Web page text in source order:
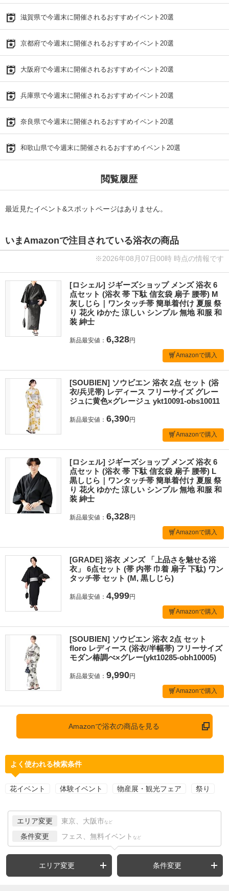
滋賀県で今週末に開催されるおすすめイベント20選
京都府で今週末に開催されるおすすめイベント20選
大阪府で今週末に開催されるおすすめイベント20選
兵庫県で今週末に開催されるおすすめイベント20選
奈良県で今週末に開催されるおすすめイベント20選
和歌山県で今週末に開催されるおすすめイベント20選
閲覧履歴
最近見たイベント&スポットページはありません。
いまAmazonで注目されている浴衣の商品
※2026年08月07日00時 時点の情報です
[ロシェル] ジギーズショップ メンズ 浴衣 6
点セット (浴衣 帯 下駄 信玄袋 扇子 腰帯) M
灰しじら｜ワンタッチ帯 簡単着付け 夏服 祭
り 花火 ゆかた 涼しい シンプル 無地 和服 和
装 紳士
新品最安値： 6,328円
Amazonで購入
[SOUBIEN] ソウビエン 浴衣 2点 セット (浴
衣/兵児帯) レディース フリーサイズ グレー
ジュに黄色×グレージュ ykt10091-obs10011
新品最安値： 6,390円
Amazonで購入
[ロシェル] ジギーズショップ メンズ 浴衣 6
点セット (浴衣 帯 下駄 信玄袋 扇子 腰帯) L
黒しじら｜ワンタッチ帯 簡単着付け 夏服 祭
り 花火 ゆかた 涼しい シンプル 無地 和服 和
装 紳士
新品最安値： 6,328円
Amazonで購入
[GRADE] 浴衣 メンズ 「上品さを魅せる浴
衣」 6点セット (帯 内帯 巾着 扇子 下駄) ワン
タッチ帯 セット (M, 黒しじら)
新品最安値： 4,999円
Amazonで購入
[SOUBIEN] ソウビエン 浴衣 2点 セット
floro レディース (浴衣/半幅帯) フリーサイズ
モダン椿調べ×グレー(ykt10285-obh10005)
新品最安値： 9,990円
Amazonで購入
Amazonで浴衣の商品を見る
よく使われる検索条件
花イベント 体験イベント 物産展・観光フェア 祭り
エリア変更 東京、大阪市 など
条件変更 フェス、無料イベント など
エリア変更 条件変更